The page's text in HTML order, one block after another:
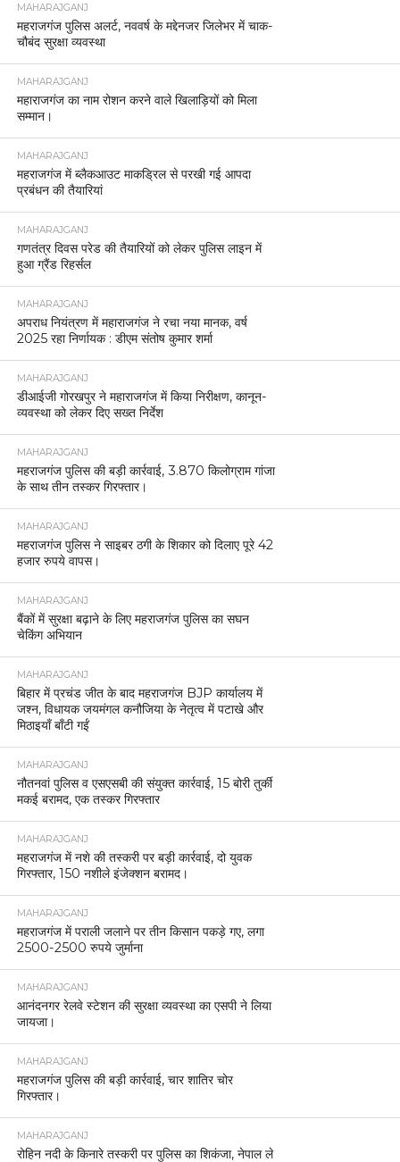
MAHARAJGANJ
महराजगंज पुलिस अलर्ट, नववर्ष के मद्देनजर जिलेभर में चाक-
चौबंद सुरक्षा व्यवस्था
MAHARAJGANJ
महाराजगंज का नाम रोशन करने वाले खिलाड़ियों को मिला
सम्मान।
MAHARAJGANJ
महराजगंज में ब्लैकआउट माकड्रिल से परखी गई आपदा
प्रबंधन की तैयारियां
MAHARAJGANJ
गणतंत्र दिवस परेड की तैयारियों को लेकर पुलिस लाइन में
हुआ ग्रैंड रिहर्सल
MAHARAJGANJ
अपराध नियंत्रण में महाराजगंज ने रचा नया मानक, वर्ष
2025 रहा निर्णायक : डीएम संतोष कुमार शर्मा
MAHARAJGANJ
डीआईजी गोरखपुर ने महाराजगंज में किया निरीक्षण, कानून-
व्यवस्था को लेकर दिए सख्त निर्देश
MAHARAJGANJ
महराजगंज पुलिस की बड़ी कार्रवाई, 3.870 किलोग्राम गांजा
के साथ तीन तस्कर गिरफ्तार।
MAHARAJGANJ
महराजगंज पुलिस ने साइबर ठगी के शिकार को दिलाए पूरे 42
हजार रुपये वापस।
MAHARAJGANJ
बैंकों में सुरक्षा बढ़ाने के लिए महराजगंज पुलिस का सघन
चेकिंग अभियान
MAHARAJGANJ
बिहार में प्रचंड जीत के बाद महराजगंज BJP कार्यालय में
जश्न, विधायक जयमंगल कनौजिया के नेतृत्व में पटाखे और
मिठाइयाँ बाँटी गईं
MAHARAJGANJ
नौतनवां पुलिस व एसएसबी की संयुक्त कार्रवाई, 15 बोरी तुर्की
मकई बरामद, एक तस्कर गिरफ्तार
MAHARAJGANJ
महराजगंज में नशे की तस्करी पर बड़ी कार्रवाई, दो युवक
गिरफ्तार, 150 नशीले इंजेक्शन बरामद।
MAHARAJGANJ
महराजगंज में पराली जलाने पर तीन किसान पकड़े गए, लगा
2500-2500 रुपये जुर्माना
MAHARAJGANJ
आनंदनगर रेलवे स्टेशन की सुरक्षा व्यवस्था का एसपी ने लिया
जायजा।
MAHARAJGANJ
महराजगंज पुलिस की बड़ी कार्रवाई, चार शातिर चोर
गिरफ्तार।
MAHARAJGANJ
रोहिन नदी के किनारे तस्करी पर पुलिस का शिकंजा, नेपाल ले